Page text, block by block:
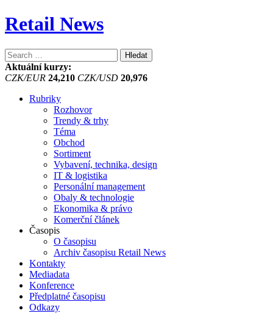
Retail News
Vyhledávání
Aktuální kurzy:
CZK/EUR 24,210 CZK/USD 20,976
Rubriky
Rozhovor
Trendy & trhy
Téma
Obchod
Sortiment
Vybavení, technika, design
IT & logistika
Personální management
Obaly & technologie
Ekonomika & právo
Komerční článek
Časopis
O časopisu
Archiv časopisu Retail News
Kontakty
Mediadata
Konference
Předplatné časopisu
Odkazy